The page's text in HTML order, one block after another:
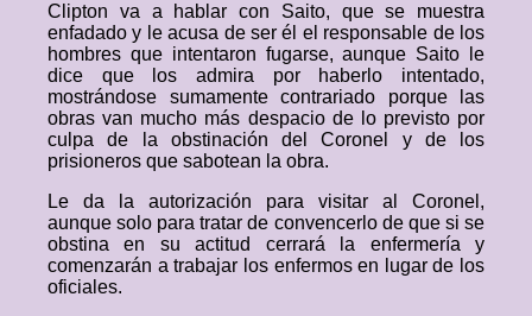
Clipton va a hablar con Saito, que se muestra
enfadado y le acusa de ser él el responsable de los
hombres que intentaron fugarse, aunque Saito le
dice que los admira por haberlo intentado,
mostrándose sumamente contrariado porque las
obras van mucho más despacio de lo previsto por
culpa de la obstinación del Coronel y de los
prisioneros que sabotean la obra.
Le da la autorización para visitar al Coronel,
aunque solo para tratar de convencerlo de que si se
obstina en su actitud cerrará la enfermería y
comenzarán a trabajar los enfermos en lugar de los
oficiales.